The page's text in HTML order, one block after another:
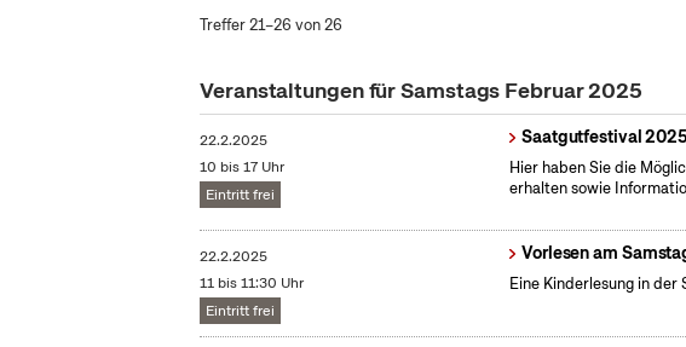
Treffer 21–26 von 26
Veranstaltungen für Samstags Februar 2025
22.2.2025
10 bis 17 Uhr
Eintritt frei
Saatgutfestival 2025
Hier haben Sie die
erhalten sowie
22.2.2025
11 bis 11:30 Uhr
Eintritt frei
Vorlesen am
Eine Kinderlesung in